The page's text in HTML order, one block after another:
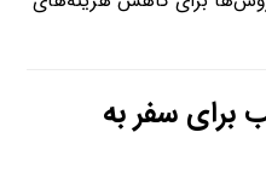
برای سفر به